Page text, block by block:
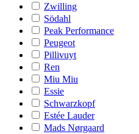
Zwilling
Södahl
Peak Performance
Peugeot
Pillivuyt
Ren
Miu Miu
Essie
Schwarzkopf
Estée Lauder
Mads Nørgaard